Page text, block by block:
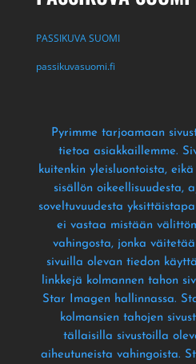
PASSIKUVA SUOMI
passikuvasuomi.fi
Pyrimme tarjoamaan
tietoa asiakkaillemme.
kuitenkin yleisluontoista,
sisällön oikeellisuudesta,
soveltuvuudesta
ei vastaa mistään
vahingosta, jonka
sivuilla olevan tiedon
linkkejä kolmannen tahon
Star Imagen hallinnassa.
kolmansien tahojen
tällaisilla sivustoilla
aiheutuneista vahingoista.